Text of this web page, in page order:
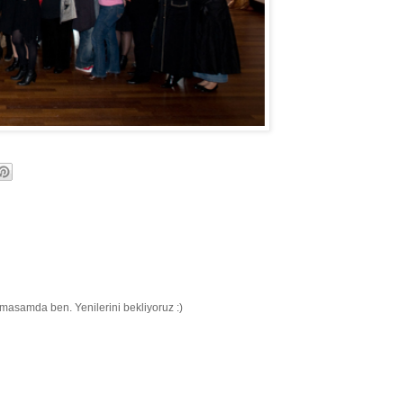
ben. Yenilerini bekliyoruz :)